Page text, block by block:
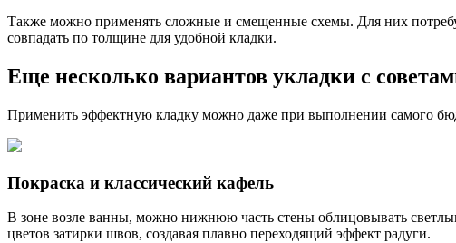
Также можно применять сложные и смещенные схемы. Для них
совпадать по толщине для удобной кладки.
Еще несколько вариантов укладки с
Применить эффектную кладку можно даже при выполнении самого
Покраска и классический кафель
В зоне возле ванны, можно нижнюю часть стены облицовывать
цветов затирки швов, создавая плавно переходящий эффект радуги.